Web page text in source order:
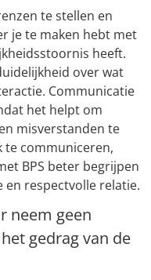
te stellen en
je te maken hebt met
heeft.
over wat
Communicatie
het helpt om
misverstanden te
te communiceren,
BPS beter begrijpen
en respectvolle relatie.
neem geen
gedrag van de